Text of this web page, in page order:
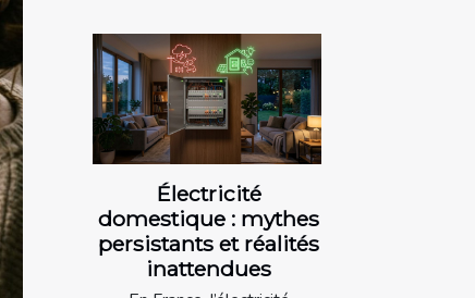
Électricité
domestique : mythes
persistants et réalités
inattendues